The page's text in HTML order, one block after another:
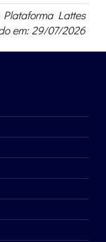
Lattes
em: 29/07/2026